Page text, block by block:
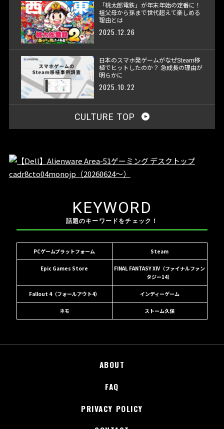
「桃太郎電鉄」が年末年始の定番に！
祖父母から孫まで世代超えて楽しめる
理由とは
2025.12.26
日本のスマホ発ゲームがなぜSteam移
植でヒットしたのか？ 急成長の理由が
明らかに
2025.10.22
CULTURE TOP
KEYWORD
話題のキーワードをチェック！
PCゲームプラットフォーム Steam
Epic Games Store
FINAL FANTASY XIV（ファイナルファン
タジー14）
Fallout 4（フォールアウト4） インディーゲーム
ネモ ストーム久保
ABOUT
FAQ
PRIVACY POLICY